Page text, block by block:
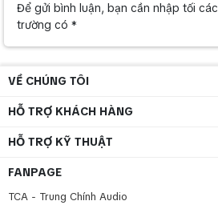
Để gửi bình luận, bạn cần nhập tối các
trường có *
VỀ CHÚNG TÔI
HỖ TRỢ KHÁCH HÀNG
HỖ TRỢ KỸ THUẬT
FANPAGE
TCA - Trung Chính Audio